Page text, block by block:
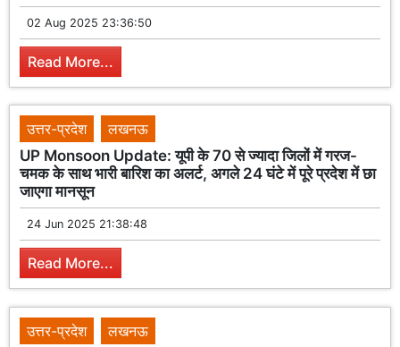
02 Aug 2025 23:36:50
Read More...
उत्तर-प्रदेश
लखनऊ
UP Monsoon Update: यूपी के 70 से ज्यादा जिलों में गरज-
चमक के साथ भारी बारिश का अलर्ट, अगले 24 घंटे में पूरे प्रदेश में छा
जाएगा मानसून
24 Jun 2025 21:38:48
Read More...
उत्तर-प्रदेश
लखनऊ